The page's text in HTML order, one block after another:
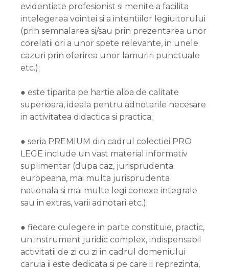
evidentiate profesionist si menite a facilita
intelegerea vointei si a intentiilor legiuitorului
(prin semnalarea si/sau prin prezentarea unor
corelatii ori a unor spete relevante, in unele
cazuri prin oferirea unor lamuriri punctuale
etc.);
● este tiparita pe hartie alba de calitate
superioara, ideala pentru adnotarile necesare
in activitatea didactica si practica;
● seria PREMIUM din cadrul colectiei PRO
LEGE include un vast material informativ
suplimentar (dupa caz, jurisprudenta
europeana, mai multa jurisprudenta
nationala si mai multe legi conexe integrale
sau in extras, varii adnotari etc.);
● fiecare culegere in parte constituie, practic,
un instrument juridic complex, indispensabil
activitatii de zi cu zi in cadrul domeniului
caruia ii este dedicata si pe care il reprezinta,